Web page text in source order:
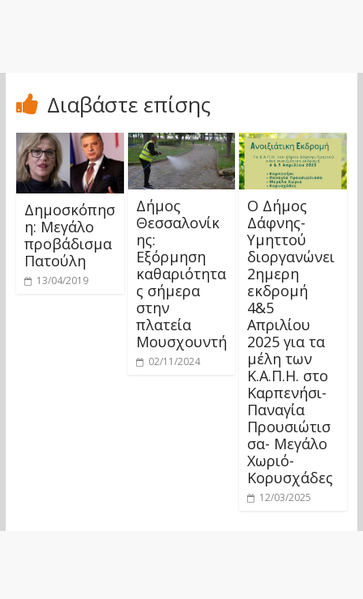
Διαβάστε επίσης
Δημοσκόπησ
η: Μεγάλο
προβάδισμα
Πατούλη
13/04/2019
Δήμος
Θεσσαλονίκ
ης:
Εξόρμηση
καθαριότητα
ς σήμερα
στην
πλατεία
Μουσχουντή
02/11/2024
Ο Δήμος
Δάφνης-
Υμηττού
διοργανώνει
2ημερη
εκδρομή
4&5
Απριλίου
2025 για τα
μέλη των
Κ.Α.Π.Η. στο
Καρπενήσι-
Παναγία
Προυσιώτισ
σα- Μεγάλο
Χωριό-
Κορυσχάδες
12/03/2025